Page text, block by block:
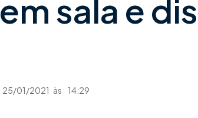
em sala e
25/01/2021 às 14:29